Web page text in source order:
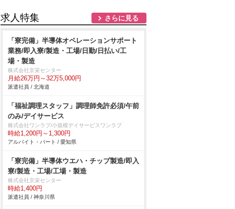
求人特集 さらに見る
「寮完備」半導体オペレーションサポート
業務/即入寮/製造・工場/日勤/日払い/工
場・製造
株式会社京栄センター
月給26万円～32万5,000円
派遣社員 / 北海道
「福祉調理スタッフ」調理師免許必須/午前
のみ/デイサービス
株式会社ワンラブ/小規模デイサービスワンラブ
時給1,200円～1,300円
アルバイト・パート / 愛知県
「寮完備」半導体ウエハ・チップ製造/即入
寮/製造・工場/工場・製造
株式会社京栄センター
時給1,400円
派遣社員 / 神奈川県